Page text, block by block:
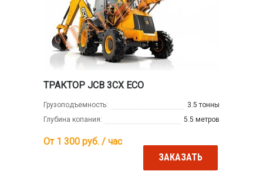
ТРАКТОР JCB 3CX ECO
Грузоподъемность:
3.5 тонны
Глубина копания:
5.5 метров
От 1 300 руб. / час
ЗАКАЗАТЬ